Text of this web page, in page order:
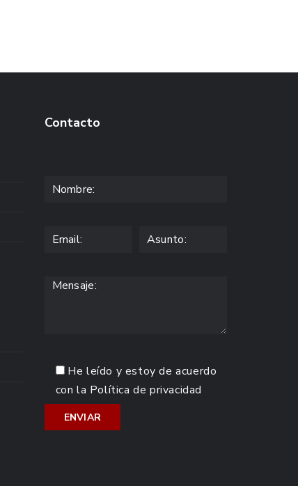
Contacto
He leído y estoy de acuerdo
con la Política de privacidad